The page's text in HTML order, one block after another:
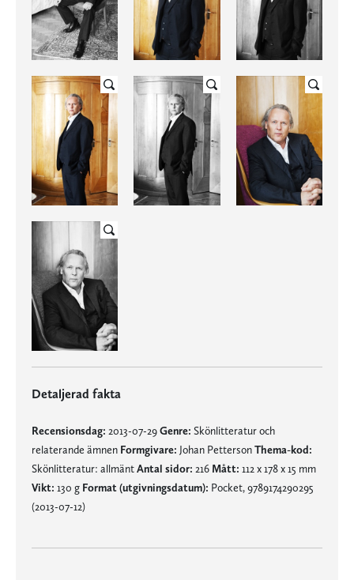
Detaljerad fakta
Recensionsdag: 2013-07-29Genre: Skönlitteratur och
relaterande ämnen Formgivare: Johan PettersonThema-kod:
Skönlitteratur: allmäntAntal sidor: 216 Mått: 112 x 178 x 15 mm
Vikt: 130 g Format (utgivningsdatum): Pocket, 9789174290295
(2013-07-12)